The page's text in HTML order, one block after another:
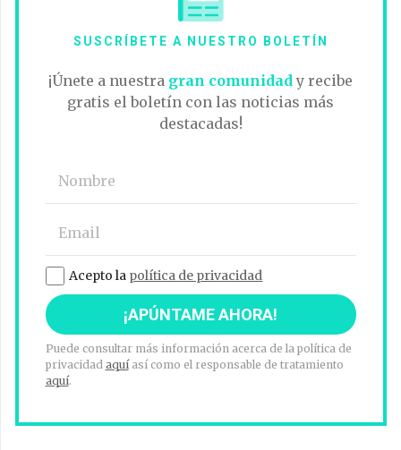
SUSCRÍBETE A NUESTRO BOLETÍN
¡Únete a nuestra gran comunidad y recibe
gratis el boletín con las noticias más
destacadas!
Acepto la política de privacidad
Puede consultar más información acerca de la política de
privacidad aquíasí como el responsable de tratamiento
aquí.